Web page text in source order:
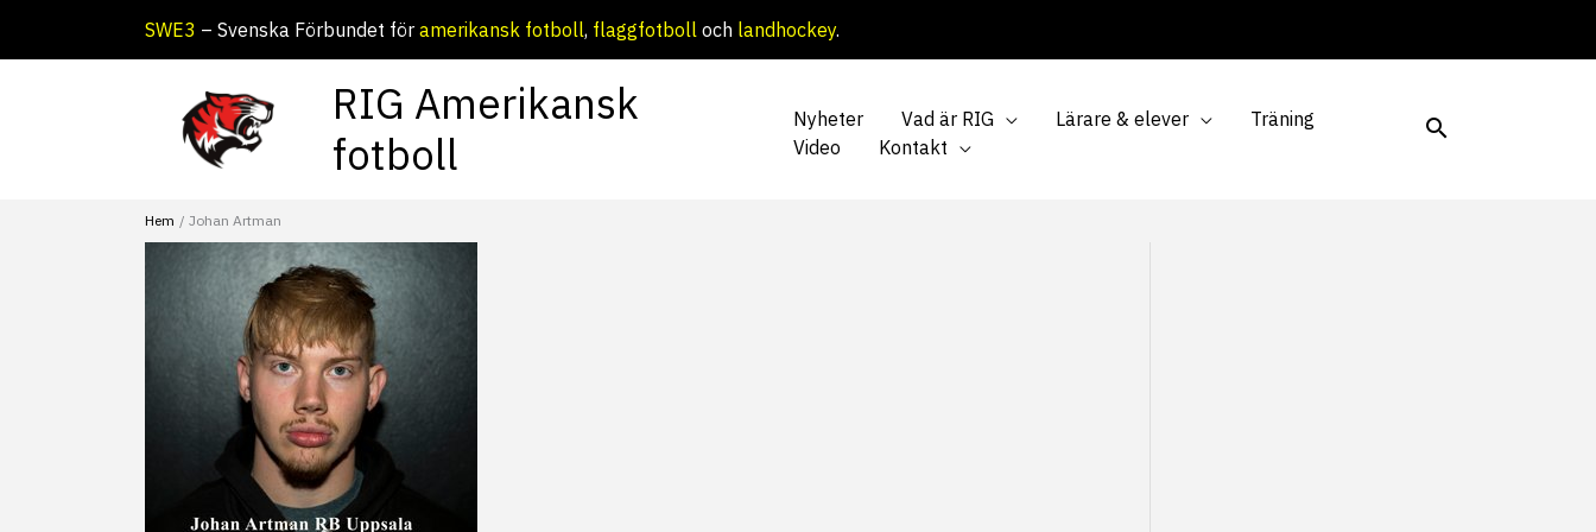
SWE3 – Svenska Förbundet för amerikansk fotboll, flaggfotboll och landhockey.
RIG Amerikansk
fotboll
Nyheter Vad är RIG Lärare & elever
Träning
Video
Kontakt
Hem Johan Artman